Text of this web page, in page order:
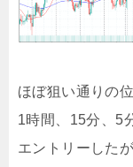
ほぼ狙い通りの
1時間、15分、5
エントリーしたが